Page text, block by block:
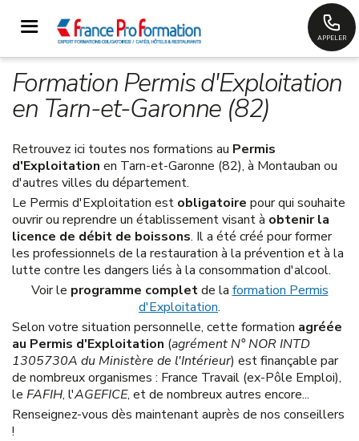
APPELER
Formation Permis d'Exploitation
en Tarn-et-Garonne (82)
Retrouvez ici toutes nos formations au Permis
d'Exploitation en Tarn-et-Garonne (82), à Montauban ou
d'autres villes du département.
Le Permis d'Exploitation est obligatoire pour qui souhaite
ouvrir ou reprendre un établissement visant à obtenir la
licence de débit de boissons. Il a été créé pour former
les professionnels de la restauration à la prévention et à la
lutte contre les dangers liés à la consommation d'alcool.
Voir le programme completde la formation Permis
d'Exploitation.
Selon votre situation personnelle, cette formation agréée
au Permis d'Exploitation (agrément N° NOR INTD
1305730A du Ministère de l'Intérieur) est finançable par
de nombreux organismes : France Travail (ex-Pôle Emploi),
le FAFIH, l'AGEFICE, et de nombreux autres encore...
Renseignez-vous dès maintenant auprès de nos conseillers
!